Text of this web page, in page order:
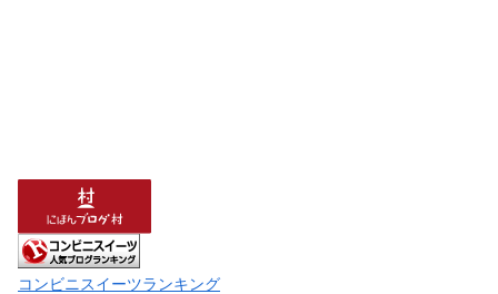
コンビニスイーツランキング